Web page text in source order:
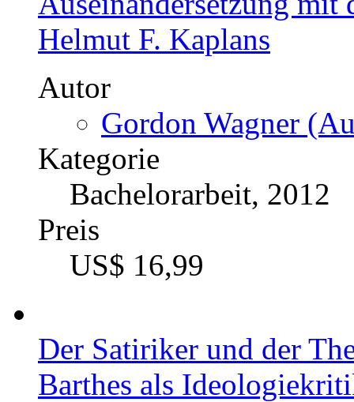
Helmut F. Kaplans
Autor
Gordon Wagner
Kategorie
Bachelorarbeit, 2012
Preis
US$ 16,99
Der Satiriker und der
Barthes als